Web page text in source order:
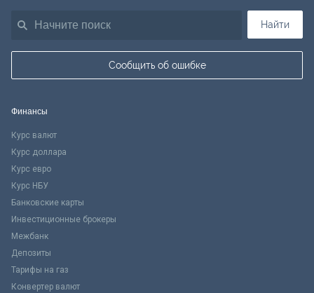
Найти
Сообщить об ошибке
Финансы
Курс валют
Курс доллара
Курс евро
Курс НБУ
Банковские карты
Инвестиционные брокеры
Межбанк
Депозиты
Тарифы на газ
Конвертер валют